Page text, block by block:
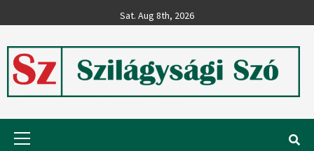
to
Sat. Aug 8th, 2026
Szilágysági